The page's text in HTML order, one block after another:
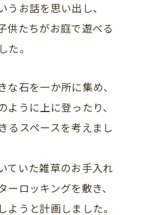
お話を思い出し、
供たちがお庭で遊べる
た。
石を一か所に集め、
うに上に登ったり、
るスペースを考えまし
ていた雑草のお手入れ
ロッキングを敷き、
うと計画しました。